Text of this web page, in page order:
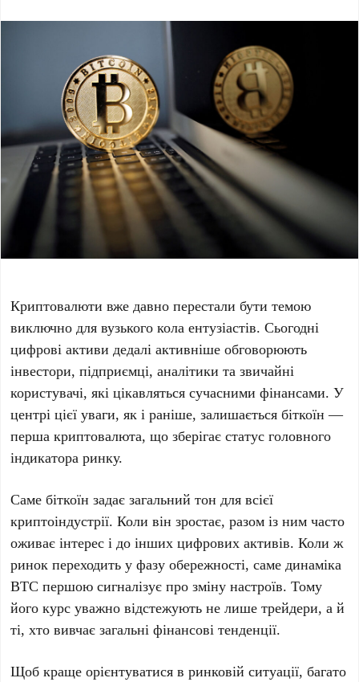
Криптовалюти вже давно перестали бути темою
виключно для вузького кола ентузіастів. Сьогодні
цифрові активи дедалі активніше обговорюють
інвестори, підприємці, аналітики та звичайні
користувачі, які цікавляться сучасними фінансами. У
центрі цієї уваги, як і раніше, залишається біткоїн —
перша криптовалюта, що зберігає статус головного
індикатора ринку.
Саме біткоїн задає загальний тон для всієї
криптоіндустрії. Коли він зростає, разом із ним часто
оживає інтерес і до інших цифрових активів. Коли ж
ринок переходить у фазу обережності, саме динаміка
BTC першою сигналізує про зміну настроїв. Тому
його курс уважно відстежують не лише трейдери, а й
ті, хто вивчає загальні фінансові тенденції.
Щоб краще орієнтуватися в ринковій ситуації, багато